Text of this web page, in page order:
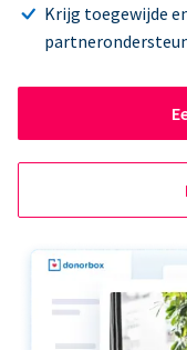
Krijg toegewijde